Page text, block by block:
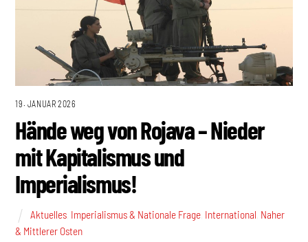
19. JANUAR 2026
Hände weg von Rojava – Nieder
mit Kapitalismus und
Imperialismus!
Aktuelles Imperialismus & Nationale Frage International Naher
& Mittlerer Osten